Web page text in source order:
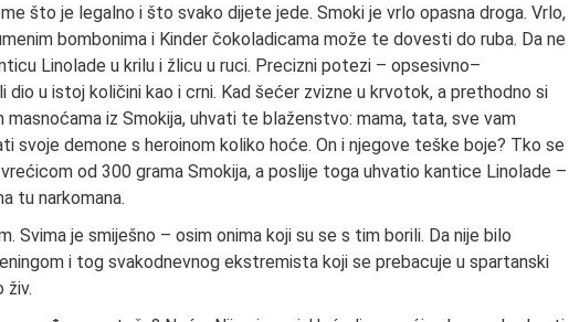
što je legalno i što svako dijete jede. Smoki je vrlo opasna droga. Vrlo,
bombonima i Kinder čokoladicama može te dovesti do ruba. Da ne
Linolade u krilu i žlicu u ruci. Precizni potezi – opsesivno–
dio u istoj količini kao i crni. Kad šećer zvizne u krvotok, a prethodno si
iz Smokija, uhvati te blaženstvo: mama, tata, sve vam
svoje demone s heroinom koliko hoće. On i njegove teške boje? Tko se
od 300 grama Smokija, a poslije toga uhvatio kantice Linolade –
tu narkomana.
Svima je smiješno – osim onima koji su se s tim borili. Da nije bilo
i tog svakodnevnog ekstremista koji se prebacuje u spartanski
živ.